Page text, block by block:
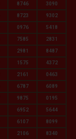
8746 3090
8723 9302
0976 5418
7585 2831
2981 8487
1575 4372
2161 0463
6787 6089
9875 0195
6952 5644
6107 8099
2106 8340